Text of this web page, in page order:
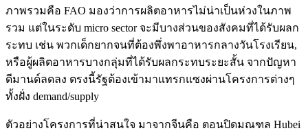
ภาพรวมคือ FAO มองว่าการผลิตอาหารไม่น่าเป็นห่วงในภาพ
รวม แต่ในระดับ micro sector จะมีบางส่วนของสังคมที่ได้รับผลก
ระทบ เช่น พวกเด็กยากจนที่ต้องพึ่งพาอาหารกลางวันโรงเรียน,
หรือผู้ผลิตอาหารบางกลุ่มที่ได้รับผลกระทบระยะสั้น จากปัญหา
ดีมานด์ลดลง ตรงนี้รัฐต้องเข้ามาแทรกแซงผ่านโครงการต่างๆ
ทั้งฝั่ง demand/supply
ตัวอย่างโครงการที่น่าสนใจ มาจากจีนคือ ตอนปิดมณฑล Hubei